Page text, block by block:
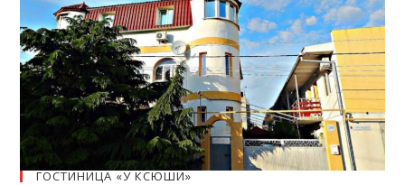
ГОСТИНИЦА «У КСЮШИ»